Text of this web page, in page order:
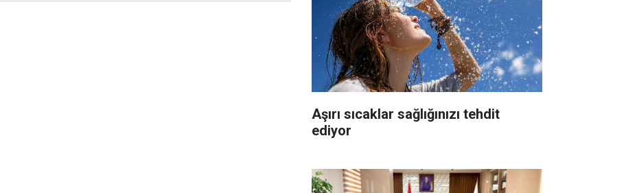
Aşırı sıcaklar sağlığınızı tehdit
ediyor